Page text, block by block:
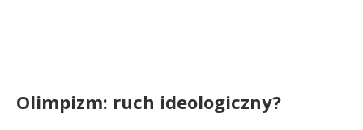
Olimpizm: ruch ideologiczny?